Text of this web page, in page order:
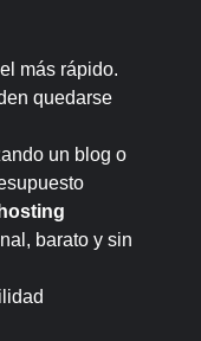
más rápido.
quedarse
un blog o
barato y sin